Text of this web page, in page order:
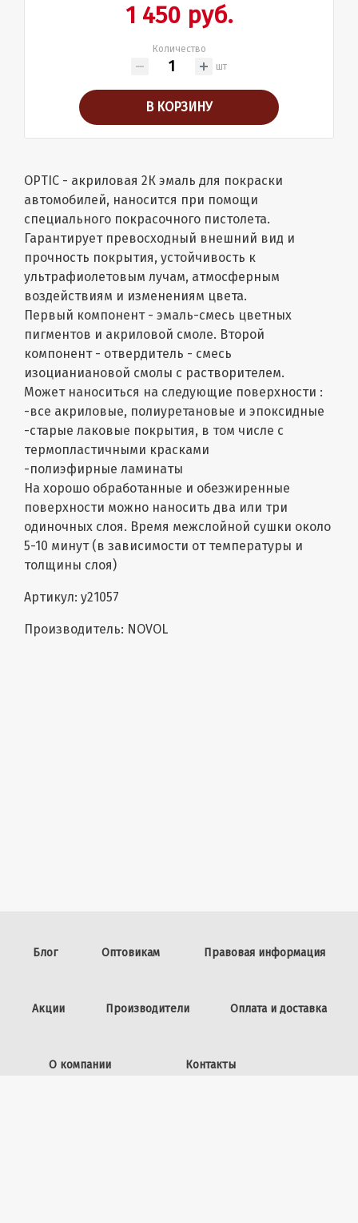
1 450 руб.
Количество
шт
В КОРЗИНУ
OPTIC - акриловая 2К эмаль для покраски
автомобилей, наносится при помощи
специального покрасочного пистолета.
Гарантирует превосходный внешний вид и
прочность покрытия, устойчивость к
ультрафиолетовым лучам, атмосферным
воздействиям и изменениям цвета.
Первый компонент - эмаль-смесь цветных
пигментов и акриловой смоле. Второй
компонент - отвердитель - смесь
изоцианиановой смолы с растворителем.
Может наноситься на следующие поверхности :
-все акриловые, полиуретановые и эпоксидные
-старые лаковые покрытия, в том числе с
термопластичными красками
-полиэфирные ламинаты
На хорошо обработанные и обезжиренные
поверхности можно наносить два или три
одиночных слоя. Время межслойной сушки около
5-10 минут (в зависимости от температуры и
толщины слоя)
Артикул: у21057
Производитель: NOVOL
Блог Оптовикам Правовая информация
Акции Производители Оплата и доставка
О компании Контакты